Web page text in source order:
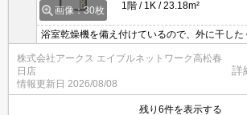
画像：30枚
1階
1K 23.18m²
浴室乾燥機を備え付けているので、外に干した
くカラッと乾かせます。不在時でも荷物の受
調整の手間が省ける宅配ボックスが付いており
る家具家電はそのまま利用できるので、時間
い方や忙しい方におすすめです。駐輪場付きの
株式会社アークス エイブルネットワーク高松春
日店
情報更新日 2026/08/08
詳
残り6件を表示する